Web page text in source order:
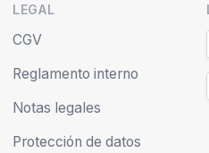
LEGAL
CGV
Reglamento interno
Notas legales
Protección de datos